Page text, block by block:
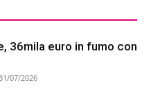
36mila euro in fumo con
31/07/2026